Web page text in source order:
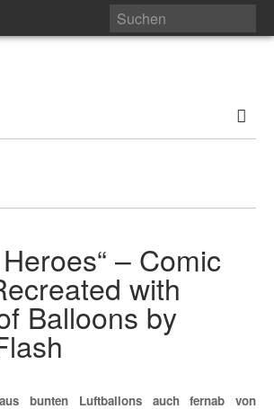
– Comic
with
Balloons by
bunten Luftballons auch fernab von